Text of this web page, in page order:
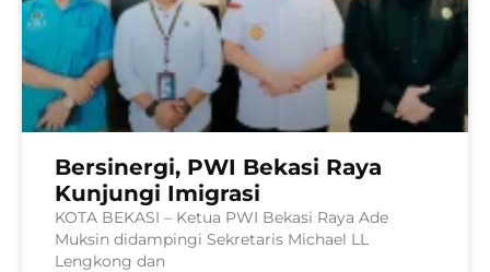
Bersinergi, PWI Bekasi Raya
Kunjungi Imigrasi
KOTA BEKASI – Ketua PWI Bekasi Raya Ade
Muksin didampingi Sekretaris Michael LL
Lengkong dan